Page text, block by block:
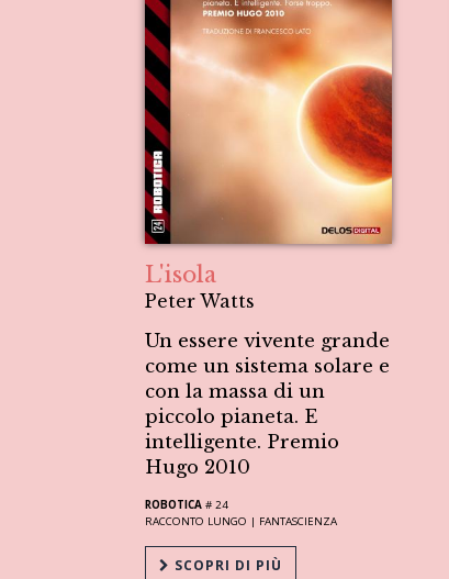
L'isola
Peter Watts
Un essere vivente grande
come un sistema solare e
con la massa di un
piccolo pianeta. E
intelligente. Premio
Hugo 2010
ROBOTICA # 24
RACCONTO LUNGO | FANTASCIENZA
SCOPRI DI PIÙ